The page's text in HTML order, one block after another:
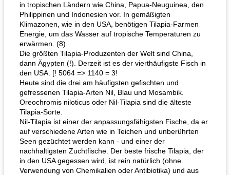
in tropischen Ländern wie China, Papua-Neuguinea, den
Philippinen und Indonesien vor. In gemäßigten
Klimazonen, wie in den USA, benötigen Tilapia-Farmen
Energie, um das Wasser auf tropische Temperaturen zu
erwärmen. (8)
Die größten Tilapia-Produzenten der Welt sind China,
dann Ägypten (!). Derzeit ist es der vierthäufigste Fisch in
den USA. [! 5064 => 1140 = 3!
Heute sind die drei am häufigsten gefischten und
gefressenen Tilapia-Arten Nil, Blau und Mosambik.
Oreochromis niloticus oder Nil-Tilapia sind die älteste
Tilapia-Sorte.
Nil-Tilapia ist einer der anpassungsfähigsten Fische, da er
auf verschiedene Arten wie in Teichen und unberührten
Seen gezüchtet werden kann - und einer der
nachhaltigsten Zuchtfische. Der beste frische Tilapia, der
in den USA gegessen wird, ist rein natürlich (ohne
Verwendung von Chemikalien oder Antibiotika) und aus